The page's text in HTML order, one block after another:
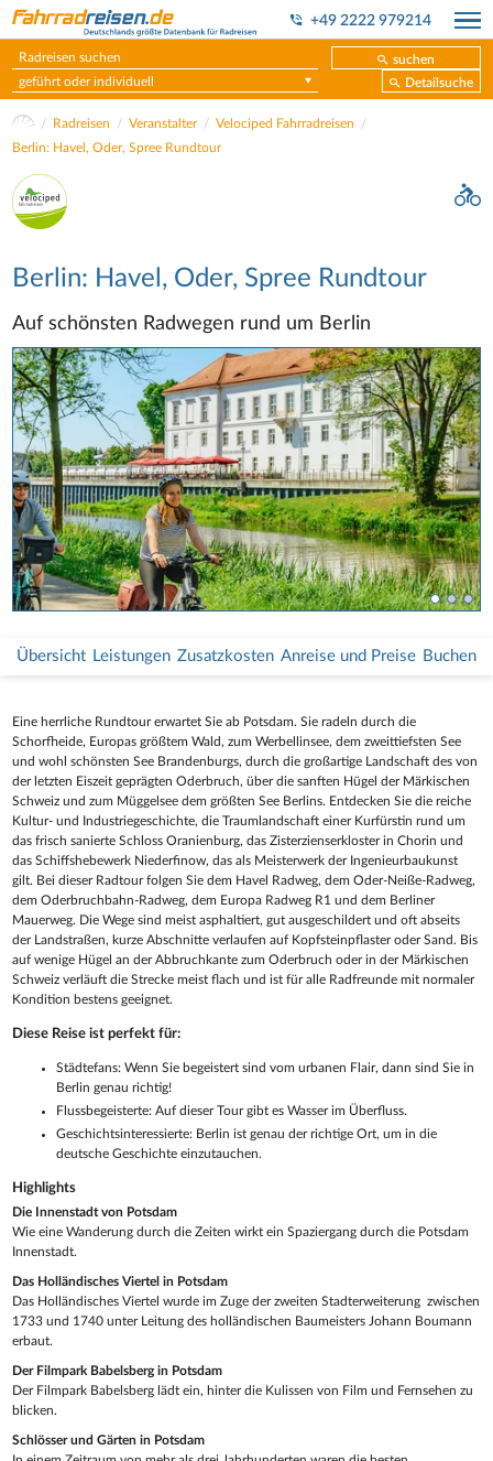
+49 2222 979214
suchen
geführt oder individuell
Detailsuche
Radreisen Veranstalter
Velociped Fahrradreisen
Berlin: Havel, Oder, Spree Rundtour
Berlin: Havel, Oder, Spree Rundtour
Auf schönsten Radwegen rund um Berlin
Übersicht Leistungen Zusatzkosten Anreise und Preise Buchen
Eine herrliche Rundtour erwartet Sie ab Potsdam. Sie radeln durch die
Schorfheide, Europas größtem Wald, zum Werbellinsee, dem zweittiefsten See
und wohl schönsten See Brandenburgs, durch die großartige Landschaft des von
der letzten Eiszeit geprägten Oderbruch, über die sanften Hügel der Märkischen
Schweiz und zum Müggelsee dem größten See Berlins. Entdecken Sie die reiche
Kultur- und Industriegeschichte, die Traumlandschaft einer Kurfürstin rund um
das frisch sanierte Schloss Oranienburg, das Zisterzienserkloster in Chorin und
das Schiffshebewerk Niederfinow, das als Meisterwerk der Ingenieurbaukunst
gilt. Bei dieser Radtour folgen Sie dem Havel Radweg, dem Oder-Neiße-Radweg,
dem Oderbruchbahn-Radweg, dem Europa Radweg R1 und dem Berliner
Mauerweg. Die Wege sind meist asphaltiert, gut ausgeschildert und oft abseits
der Landstraßen, kurze Abschnitte verlaufen auf Kopfsteinpflaster oder Sand. Bis
auf wenige Hügel an der Abbruchkante zum Oderbruch oder in der Märkischen
Schweiz verläuft die Strecke meist flach und ist für alle Radfreunde mit normaler
Kondition bestens geeignet.
Diese Reise ist perfekt für:
Städtefans: Wenn Sie begeistert sind vom urbanen Flair, dann sind Sie in
Berlin genau richtig!
Flussbegeisterte: Auf dieser Tour gibt es Wasser im Überfluss.
Geschichtsinteressierte: Berlin ist genau der richtige Ort, um in die
deutsche Geschichte einzutauchen.
Highlights
Die Innenstadt von Potsdam
Wie eine Wanderung durch die Zeiten wirkt ein Spaziergang durch die Potsdam
Innenstadt.
Das Holländisches Viertel in Potsdam
Das Holländisches Viertel wurde im Zuge der zweiten Stadterweiterung zwischen
1733 und 1740 unter Leitung des holländischen Baumeisters Johann Boumann
erbaut.
Der Filmpark Babelsberg in Potsdam
Der Filmpark Babelsberg lädt ein, hinter die Kulissen von Film und Fernsehen zu
blicken.
Schlösser und Gärten in Potsdam